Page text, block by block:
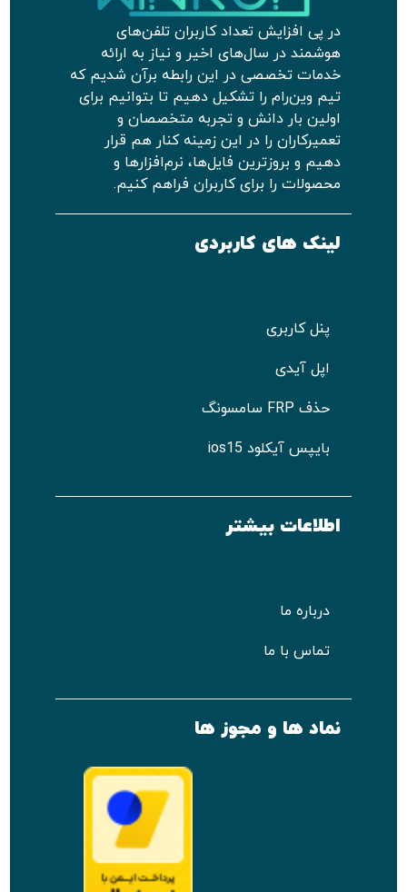
در پی افزایش تعداد کاربران تلفن‌های
هوشمند در سال‌های اخیر و نیاز به ارائه
خدمات تخصصی در این رابطه برآن شدیم که
تیم وین‌رام را تشکیل دهیم تا بتوانیم برای
اولین بار دانش و تجربه متخصصان و
تعمیرکاران را در این زمینه کنار هم قرار
دهیم و بروزترین فایل‌ها، نرم‌افزارها و
محصولات را برای کاربران فراهم کنیم.
لینک های کاربردی
پنل کاربری
اپل آیدی
حذف FRP سامسونگ
بایپس آیکلود ios15
اطلاعات بیشتر
درباره ما
تماس با ما
نماد ها و مجوز ها